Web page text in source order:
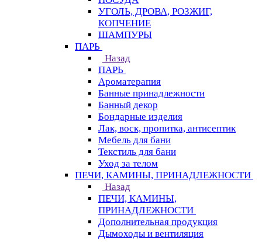
УГОЛЬ, ДРОВА, РОЗЖИГ,
КОПЧЕНИЕ
ШАМПУРЫ
ПАРЬ
Назад
ПАРЬ
Ароматерапия
Банные принадлежности
Банный декор
Бондарные изделия
Лак, воск, пропитка, антисептик
Мебель для бани
Текстиль для бани
Уход за телом
ПЕЧИ, КАМИНЫ, ПРИНАДЛЕЖНОСТИ
Назад
ПЕЧИ, КАМИНЫ,
ПРИНАДЛЕЖНОСТИ
Дополнительная продукция
Дымоходы и вентиляция